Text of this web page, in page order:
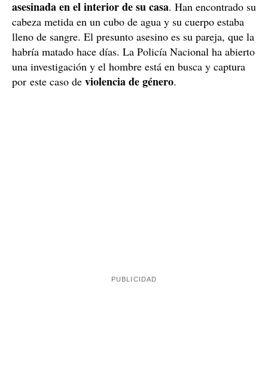
asesinada en el interior de su casa. Han encontrado su
cabeza metida en un cubo de agua y su cuerpo estaba
lleno de sangre. El presunto asesino es su pareja, que la
habría matado hace días. La Policía Nacional ha abierto
una investigación y el hombre está en busca y captura
por este caso de violencia de género.